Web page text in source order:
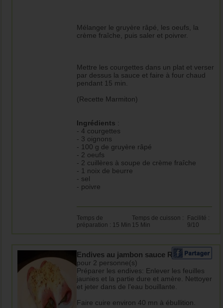
Mélanger le gruyère râpé, les oeufs, la
crème fraîche, puis saler et poivrer.
Mettre les courgettes dans un plat et verser
par dessus la sauce et faire à four chaud
pendant 15 min.
(Recette Marmiton)
Ingrédients :
- 4 courgettes
- 3 oignons
- 100 g de gruyère râpé
- 2 oeufs
- 2 cuillères à soupe de crème fraîche
- 1 noix de beurre
- sel
- poivre
Temps de
préparation : 15 Min
Temps de cuisson :
15 Min
Facilité :
9/10
Endives au jambon sauce Roquefort
pour 2 personne(s)
Préparer les endives: Enlever les feuilles
jaunies et la partie dure et amère. Nettoyer
et jeter dans de l'eau bouillante.
Faire cuire environ 40 mn à ébullition.